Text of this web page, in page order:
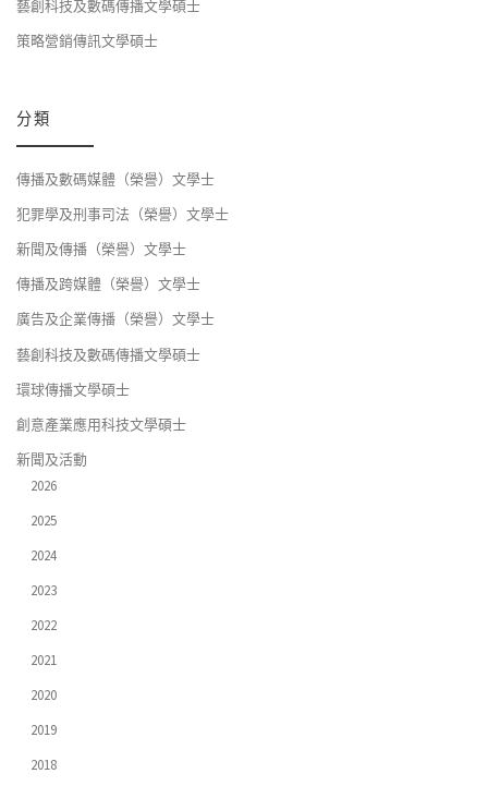
藝創科技及數碼傳播文學碩士
策略營銷傳訊文學碩士
分類
傳播及數碼媒體（榮譽）文學士
犯罪學及刑事司法（榮譽）文學士
新聞及傳播（榮譽）文學士
傳播及跨媒體（榮譽）文學士
廣告及企業傳播（榮譽）文學士
藝創科技及數碼傳播文學碩士
環球傳播文學碩士
創意產業應用科技文學碩士
新聞及活動
2026
2025
2024
2023
2022
2021
2020
2019
2018